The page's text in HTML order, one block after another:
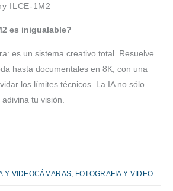
ILCE-1M2
es inigualable?
es un sistema creativo total. Resuelve
hasta documentales en 8K, con una
los límites técnicos. La IA no sólo
tu visión.
Y VIDEOCÁMARAS FOTOGRAFIA Y VIDEO